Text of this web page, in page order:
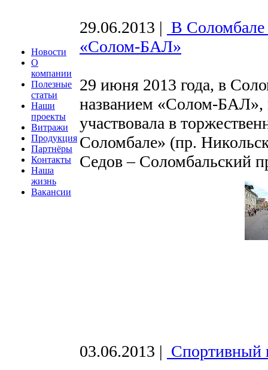
Новости
О
компании
Полезные
статьи
Наши
проекты
Витражи
Продукция
Партнёры
Контакты
Наша
жизнь
Вакансии
29.06.2013 | В Соломбале
«Солом-БАЛ»
29 июня 2013 года, в
названием «Солом-БАЛ»,
участвовала в
Соломбале» (пр.
Седов – Соломбальский
03.06.2013 | Спортивный